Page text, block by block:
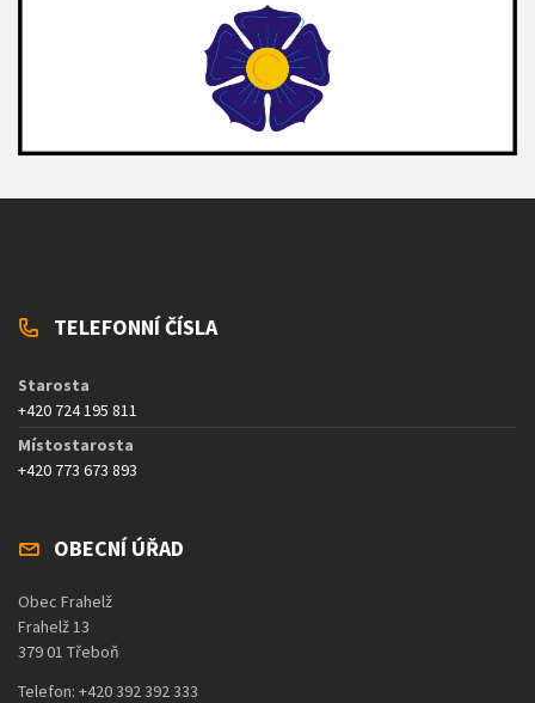
TELEFONNÍ ČÍSLA
Starosta
+420 724 195 811
Místostarosta
+420 773 673 893
OBECNÍ ÚŘAD
Obec Frahelž
Frahelž 13
379 01 Třeboň
Telefon: +420 392 392 333